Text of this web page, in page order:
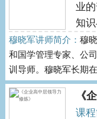
业
知
穆晓军讲师简介： 穆
和国学管理专家、公
训导师。穆晓军长期
《
课